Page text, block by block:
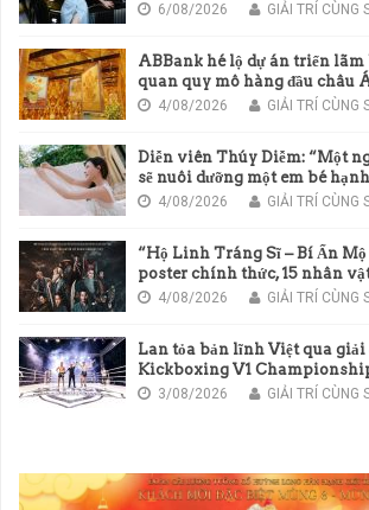
6/08/2026 GIẢI TRÍ CÙNG
ABBank hé lộ dự án triển lãm
quan quy mô hàng đầu châu
4/08/2026 GIẢI TRÍ CÙNG
Diễn viên Thúy Diễm: “Một
sẽ nuôi dưỡng một em bé
4/08/2026 GIẢI TRÍ CÙNG
“Hộ Linh Tráng Sĩ – Bí Ẩn
poster chính thức, 15 nhân
chiến bảo vệ linh thổ
4/08/2026 GIẢI TRÍ CÙNG
Lan tỏa bản lĩnh Việt qua giải
Kickboxing V1
3/08/2026 GIẢI TRÍ CÙNG